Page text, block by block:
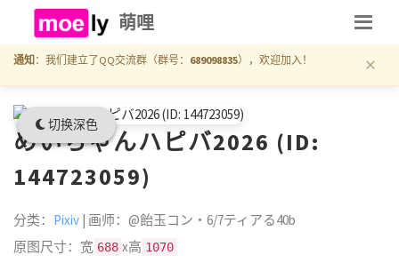
切换深色
萌哩
通知 ：我们建立了QQ交流群（群号： 689098835），欢迎加入！ ×
めいちゃんハピバ2026 (ID:
144723059)
分类： Pixiv | 画师：@飴玉コン・6/7ティアる40b
原图尺寸：宽 688 x高 1070